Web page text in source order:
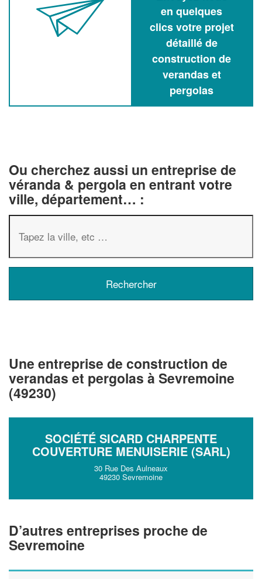
en quelques
clics votre projet
détaillé de
construction de
verandas et
pergolas
Ou cherchez aussi un entreprise de
véranda & pergola en entrant votre
ville, département… :
Une entreprise de construction de
verandas et pergolas à Sevremoine
(49230)
SOCIÉTÉ SICARD CHARPENTE
COUVERTURE MENUISERIE (SARL)
30 Rue Des Aulneaux
49230 Sevremoine
D’autres entreprises proche de
Sevremoine
Augmentez votre